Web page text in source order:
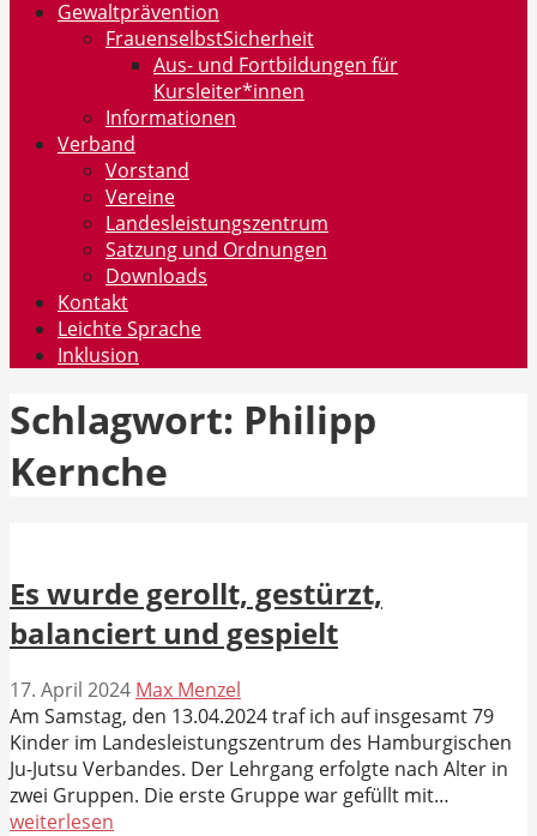
Gewaltprävention
FrauenselbstSicherheit
Aus- und Fortbildungen für
Kursleiter*innen
Informationen
Verband
Vorstand
Vereine
Landesleistungszentrum
Satzung und Ordnungen
Downloads
Kontakt
Leichte Sprache
Inklusion
Schlagwort: Philipp
Kernche
Es wurde gerollt, gestürzt,
balanciert und gespielt
17. April 2024 Max Menzel
Am Samstag, den 13.04.2024 traf ich auf insgesamt 79
Kinder im Landesleistungszentrum des Hamburgischen
Ju-Jutsu Verbandes. Der Lehrgang erfolgte nach Alter in
zwei Gruppen. Die erste Gruppe war gefüllt mit…
weiterlesen